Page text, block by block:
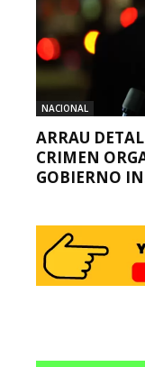
NACIONAL
ARRAU
CRIMEN
GOBIERNO